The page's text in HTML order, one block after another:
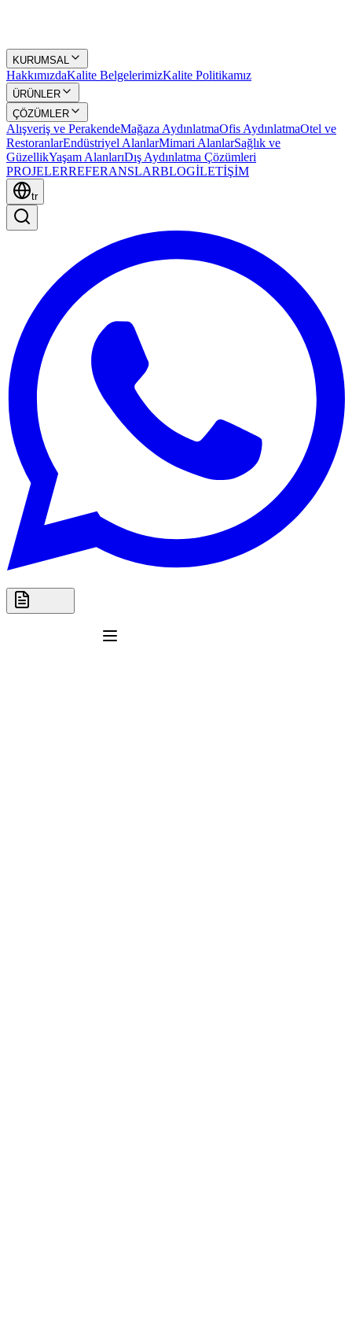
KURUMSAL
HakkımızdaKalite BelgelerimizKalite Politikamız
ÜRÜNLER
ÇÖZÜMLER
Alışveriş ve PerakendeMağaza AydınlatmaOfis AydınlatmaOtel ve
RestoranlarEndüstriyel AlanlarMimari AlanlarSağlık ve
GüzellikYaşam AlanlarıDış Aydınlatma Çözümleri
PROJELERREFERANSLARBLOGİLETİŞİM
tr